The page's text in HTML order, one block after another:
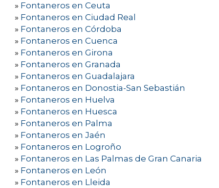
» Fontaneros en Ceuta
» Fontaneros en Ciudad Real
» Fontaneros en Córdoba
» Fontaneros en Cuenca
» Fontaneros en Girona
» Fontaneros en Granada
» Fontaneros en Guadalajara
» Fontaneros en Donostia-San Sebastián
» Fontaneros en Huelva
» Fontaneros en Huesca
» Fontaneros en Palma
» Fontaneros en Jaén
» Fontaneros en Logroño
» Fontaneros en Las Palmas de Gran Canaria
» Fontaneros en León
» Fontaneros en Lleida